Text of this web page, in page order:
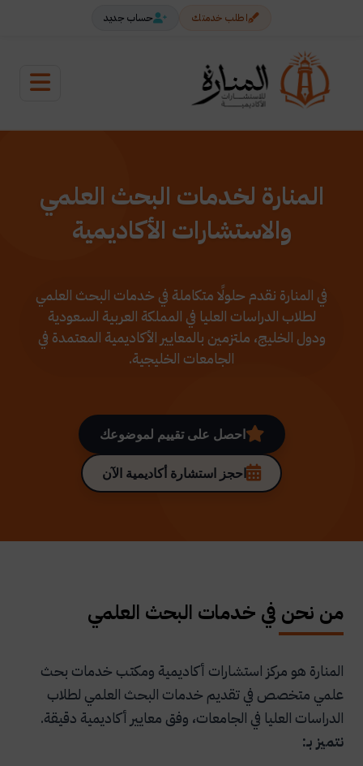
اطلب خدمتك حساب جديد
المنارة لخدمات البحث العلمي
والاستشارات الأكاديمية
في المنارة نقدم حلولًا متكاملة في خدمات البحث العلمي
لطلاب الدراسات العليا في المملكة العربية السعودية
ودول الخليج، ملتزمين بالمعايير الأكاديمية المعتمدة في
الجامعات الخليجية.
احصل على تقييم لموضوعك
احجز استشارة أكاديمية الآن
من نحن في خدمات البحث العلمي
المنارة هو مركز استشارات أكاديمية ومكتب خدمات بحث
علمي متخصص في تقديم خدمات البحث العلمي لطلاب
الدراسات العليا في الجامعات، وفق معايير أكاديمية دقيقة.
نتميز بـ: